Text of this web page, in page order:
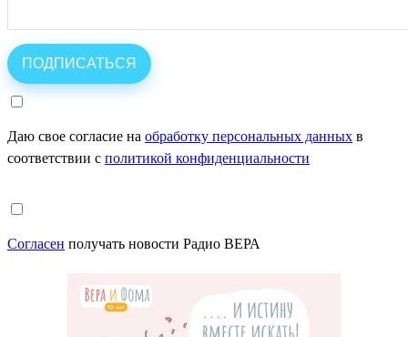
Даю свое согласие на обработку персональных данных в
соответствии с политикой конфиденциальности
Согласен получать новости Радио ВЕРА